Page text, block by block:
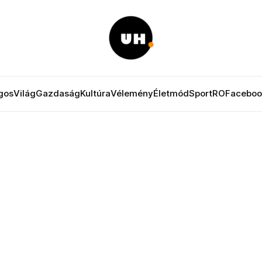
VilágGazdaságKultúraVéleményÉletmódSportRO